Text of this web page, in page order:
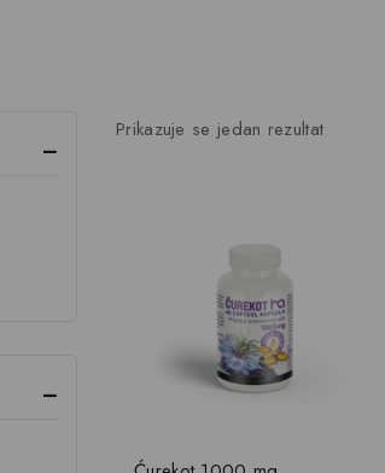
Prikazuje se jedan rezultat